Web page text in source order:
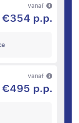
vanaf
€354 p.p.
vanaf
€495 p.p.